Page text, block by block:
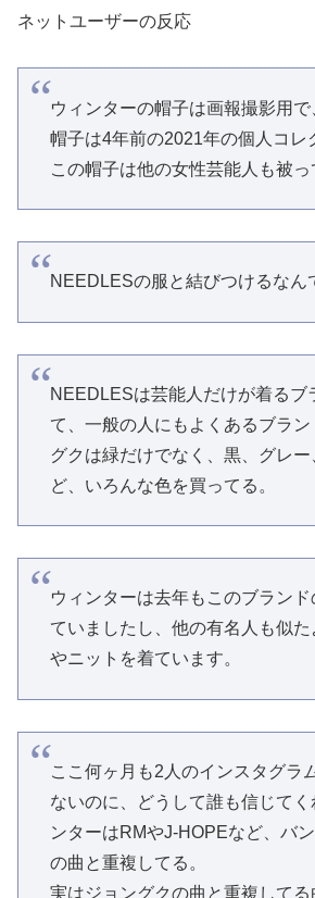
ネットユーザーの反応
ウィンターの帽子は画報撮影用
帽子は4年前の2021年の個人コレ
この帽子は他の女性芸能人も被っ
NEEDLESの服と結びつけるなん
NEEDLESは芸能人だけが着るブ
て、一般の人にもよくあるブラ
グクは緑だけでなく、黒、グレ
ど、いろんな色を買ってる。
ウィンターは去年もこのブラン
ていましたし、他の有名人も似
やニットを着ています。
ここ何ヶ月も2人のインスタグラ
ないのに、どうして誰も信じてく
ンターはRMやJ-HOPEなど、バ
の曲と重複してる。
実はジョングクの曲と重複してる